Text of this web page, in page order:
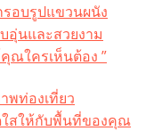
อบรูปแขวนผนัง
อุ่นและสวยงาม
ณใครเห็นต้อง ”
พท่องเที่ยว
ใสให้กับพื้นที่ของคุณ